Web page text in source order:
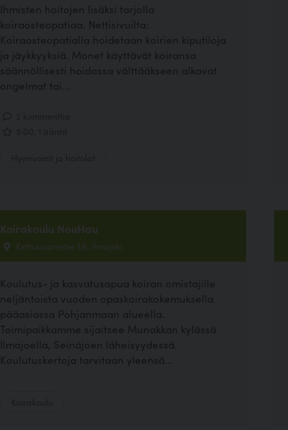
Ihmisten hoitojen lisäksi tarjolla
koiraosteopatiaa. Nettisivuilta:
Koiraosteopatialla hoidetaan koirien kiputiloja
ja jäykkyyksiä. Monet käyttävät koiransa
säännöllisesti hoidossa välttääkseen alkavat
ongelmat tai...
Koirakoulu NouHau
Kettusaarentie 38, Ilmajoki
Koulutus- ja kasvatusapua koiran omistajille
neljäntoista vuoden opaskoirakokemuksella
pääasiassa Pohjanmaan alueella.
Toimipaikkamme sijaitsee Munakkan kylässä
Ilmajoella, Seinäjoen läheisyydessä.
Koulutuskertoja tarvitaan yleensä...